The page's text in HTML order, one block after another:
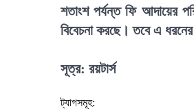
শতাংশ পর্যন্ত ফি আদায়ের
বিবেচনা করছে। তবে এ
সূত্র: রয়টার্স
ট্যাগসমূহ: